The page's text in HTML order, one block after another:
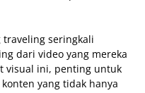
traveling seringkali
dari video yang mereka
visual ini, penting untuk
yang tidak hanya